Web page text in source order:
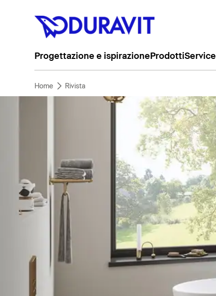
Progettazione e ispirazione ProdottiService
Home Rivista